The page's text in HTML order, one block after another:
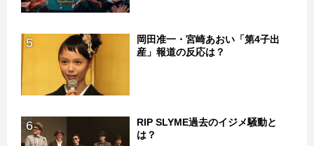
5
岡田准一・宮崎あおい「第4子出
産」報道の反応は？
6
RIP SLYME過去のイジメ騒動と
は？